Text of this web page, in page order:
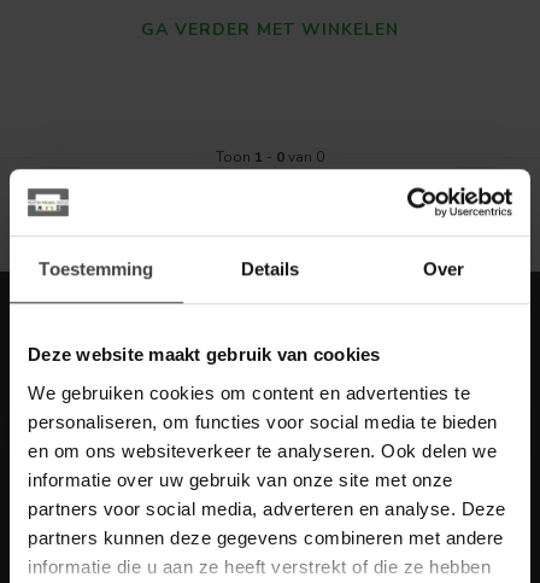
Toestemming Details Over
Deze website maakt gebruik van cookies
We gebruiken cookies om content en advertenties te
personaliseren, om functies voor social media te bieden
en om ons websiteverkeer te analyseren. Ook delen we
informatie over uw gebruik van onze site met onze
partners voor social media, adverteren en analyse. Deze
partners kunnen deze gegevens combineren met andere
informatie die u aan ze heeft verstrekt of die ze hebben
GA VERDER MET WINKELEN
Toon 1 - 0van 0
Meer informatie
Heb je vragen over onze artikelen of jouw aankoop? Bekijk dan
de klantenservice pagina. Daar staan antwoorden op veel
scherpe acties